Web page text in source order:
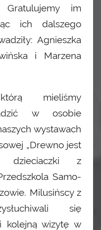
Gratulujemy im
ich dalszego
Agnieszka
i Marzena
mieliśmy
w osobie
wystawach
„Drewno jest
dzieciaczki z
Samo-
Milusińscy z
się
kolejną wizytę w